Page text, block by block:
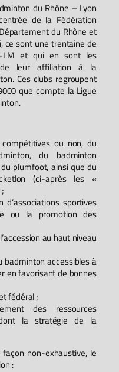
du Rhône – Lyon
de la Fédération
du Rhône et
ce sont une trentaine de
LM et qui en sont les
de leur affiliation à la
Ces clubs regroupent
que compte la Ligue
compétitives ou non, du
du badminton
plumfoot, ainsi que du
(ci-après les «
d’associations sportives
ou la promotion des
au haut niveau
badminton accessibles à
en favorisant de bonnes
fédéral ;
des ressources
la stratégie de la
non-exhaustive, le
: